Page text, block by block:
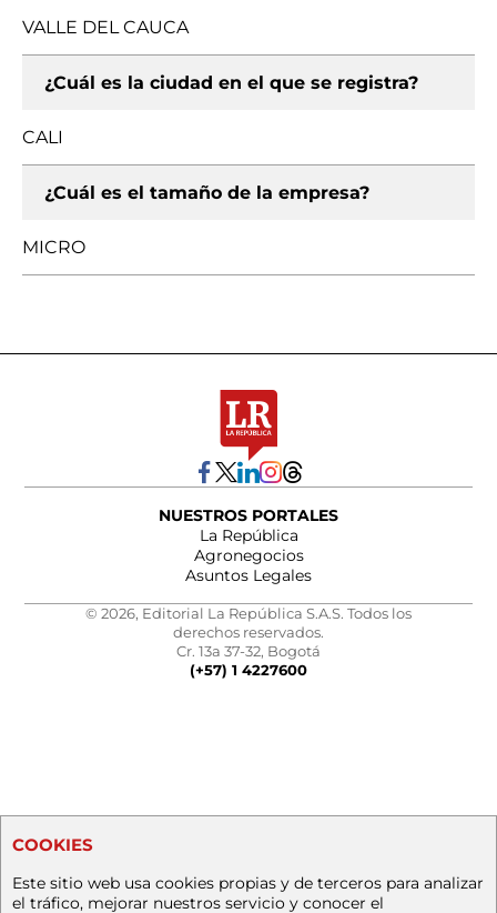
VALLE DEL CAUCA
¿Cuál es la ciudad en el que se registra?
CALI
¿Cuál es el tamaño de la empresa?
MICRO
NUESTROS PORTALES
La República
Agronegocios
Asuntos Legales
© 2026, Editorial La República S.A.S. Todos los
derechos reservados.
Cr. 13a 37-32, Bogotá
(+57) 1 4227600
COOKIES
Este sitio web usa cookies propias y de terceros para analizar
el tráfico, mejorar nuestros servicio y conocer el